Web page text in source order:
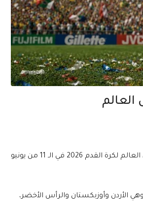
يترقب عشاق الساحرة المستديرة في جميع أنحاء العالم انطلاق نهائيات كأس العالم لكرة القدم 2026 في الـ 11 من يونيو
الأردن وأوزبكستان والرأس الأخضر،